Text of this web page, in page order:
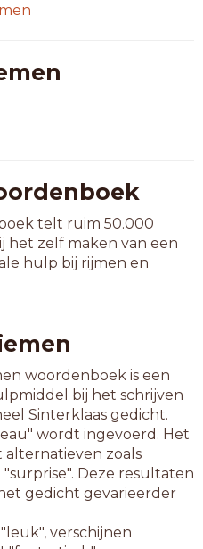
telt ruim 50.000
het zelf maken van een
hulp bij rijmen en
woordenboek is een
bij het schrijven
Sinterklaas gedicht.
wordt ingevoerd. Het
zoals
Deze resultaten
gedicht gevarieerder
verschijnen